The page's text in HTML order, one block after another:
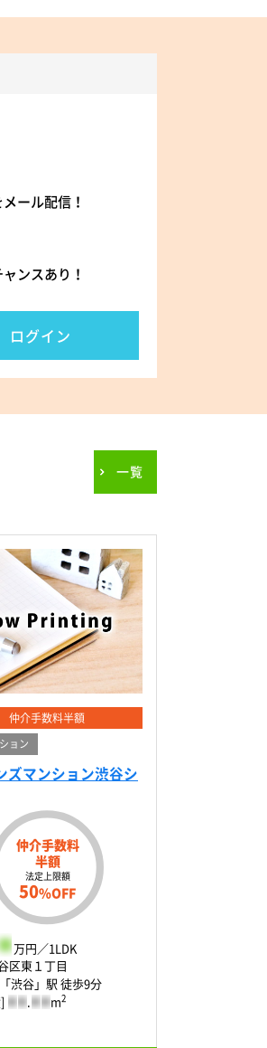
ール配信！
ンスあり！
ログイン
一覧
仲介手数料半額
ョン
ズマンション渋谷シ
仲介手数料
半額
法定上限額
50%OFF
- 万円／1LDK
区東１丁目
渋谷」駅 徒歩9分
- - .- - m2